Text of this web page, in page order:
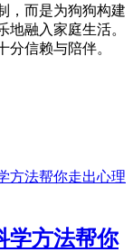
，而是为狗狗构建
融入家庭生活。
信赖与陪伴。
学方法帮你